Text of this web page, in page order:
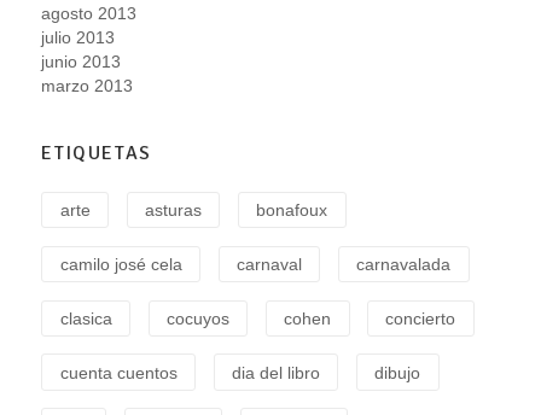
agosto 2013
julio 2013
junio 2013
marzo 2013
ETIQUETAS
arte asturas bonafoux
camilo josé cela carnaval carnavalada
clasica cocuyos cohen concierto
cuenta cuentos dia del libro dibujo